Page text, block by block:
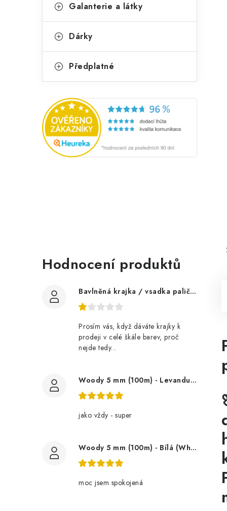
Galanterie a látky
Dárky
Předplatné
Hodnocení produktů
Bavlněná krajka / vsadka paličkovaná šíře 60 mm
Prosím vás, když dáváte krajky k
prodeji v celé škále barev, proč
nejde tedy...
Woody 5 mm (100m) - Levandule (Lavender)
jako vždy - super
Woody 5 mm (100m) - Bílá (White)
moc jsem spokojená